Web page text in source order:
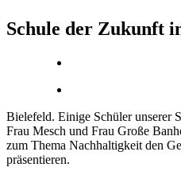
Schule der Zukunft
Bielefeld. Einige Schüler unserer
Frau Mesch und Frau Große
zum Thema Nachhaltigkeit den
präsentieren.